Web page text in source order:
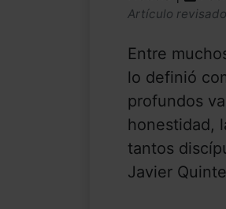
Artículo
Entre
lo definió
profundos
honestidad,
tantos
Javier